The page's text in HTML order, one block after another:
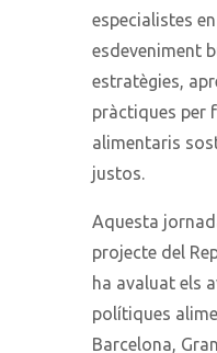
especialistes
esdeveniment
estratègies,
pràctiques per
alimentaris
justos.
Aquesta
projecte del
ha avaluat els
polítiques
Barcelona,